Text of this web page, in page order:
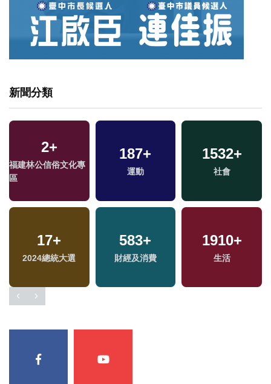
新聞分類
2+
福建林公信俗文化專
區
187+
運動
1532+
社會
17+
2024總統大選
583+
財經及消費
1910+
生活